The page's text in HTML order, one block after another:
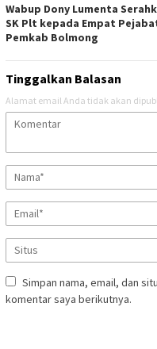
Wabup Dony Lumenta
SK Plt kepada Empat
Pemkab Bolmong
Tinggalkan Balasan
Alamat email Anda tidak akan
Simpan nama, email, dan
komentar saya berikutnya.